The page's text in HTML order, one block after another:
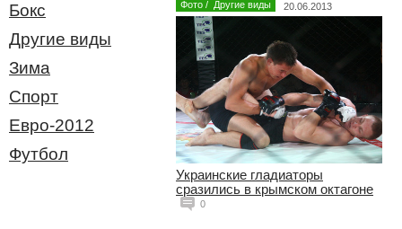
Бокс
Другие виды
Зима
Спорт
Евро-2012
Футбол
Фото / Другие виды 20.06.2013
Украинские гладиаторы
сразились в крымском октагоне
0